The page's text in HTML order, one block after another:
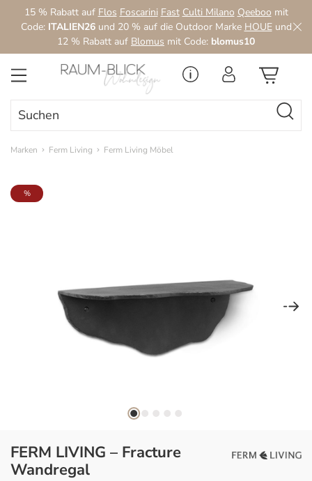
Zum Hauptinhalt springen
15 % Rabatt auf Flos Foscarini Fast Culti Milano Qeeboo mit
Code: ITALIEN26und 20 % auf die Outdoor Marke HOUEund
12 % Rabatt auf Blomus mit Code: blomus10
Marken Ferm Living Ferm Living Möbel
Bildergalerie überspringen
%
FERM LIVING – Fracture
Wandregal